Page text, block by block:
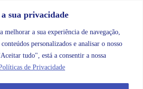
sua privacidade
melhorar a sua experiência de navegação,
personalizados e analisar o nosso
tudo", está a consentir a nossa
de Privacidade